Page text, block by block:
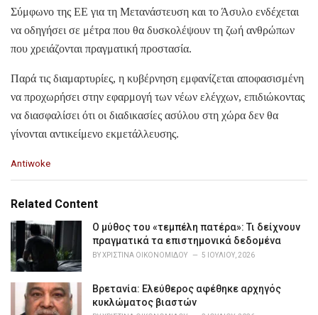
Σύμφωνο της ΕΕ για τη Μετανάστευση και το Άσυλο ενδέχεται
να οδηγήσει σε μέτρα που θα δυσκολέψουν τη ζωή ανθρώπων
που χρειάζονται πραγματική προστασία.
Παρά τις διαμαρτυρίες, η κυβέρνηση εμφανίζεται αποφασισμένη
να προχωρήσει στην εφαρμογή των νέων ελέγχων, επιδιώκοντας
να διασφαλίσει ότι οι διαδικασίες ασύλου στη χώρα δεν θα
γίνονται αντικείμενο εκμετάλλευσης.
C
e
o
r
i
e
Antiwoke
Related Content
Ο μύθος του «τεμπέλη πατέρα»: Τι δείχνουν
πραγματικά τα επιστημονικά δεδομένα
BYΧΡΙΣΤΊΝΑ ΟΙΚΟΝΟΜΊΔΟΥ 5 ΙΟΥΛΊΟΥ, 2026
Βρετανία: Ελεύθερος αφέθηκε αρχηγός
κυκλώματος βιαστών